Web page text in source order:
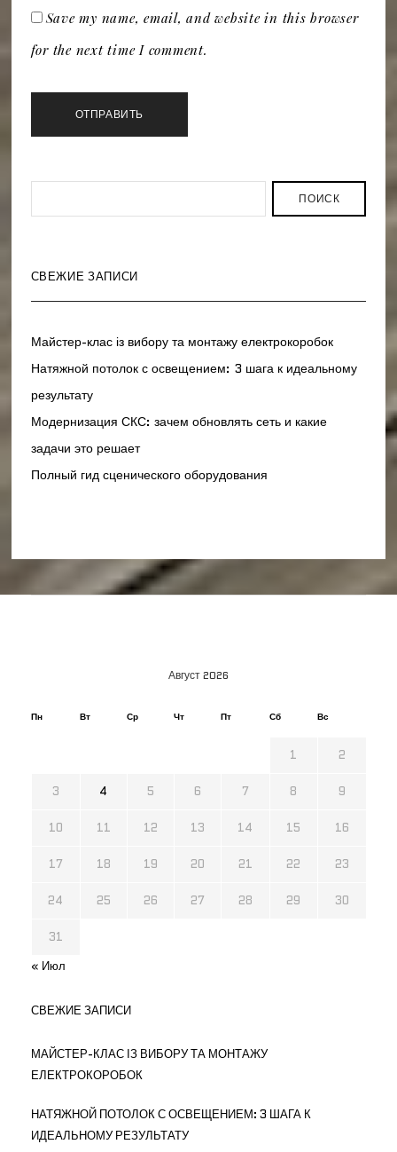
Save my name, email, and website in this browser
for the next time I comment.
ПОИСК
СВЕЖИЕ ЗАПИСИ
Майстер-клас із вибору та монтажу електрокоробок
Натяжной потолок с освещением: 3 шага к идеальному
результату
Модернизация СКС: зачем обновлять сеть и какие
задачи это решает
Полный гид сценического оборудования
Август 2026
Пн Вт Ср Чт Пт Сб Вс
1 2
3 4 5 6 7 8 9
10 11 12 13 14 15 16
17 18 19 20 21 22 23
24 25 26 27 28 29 30
31
« Июл
СВЕЖИЕ ЗАПИСИ
МАЙСТЕР-КЛАС ІЗ ВИБОРУ ТА МОНТАЖУ
ЕЛЕКТРОКОРОБОК
НАТЯЖНОЙ ПОТОЛОК С ОСВЕЩЕНИЕМ: 3 ШАГА К
ИДЕАЛЬНОМУ РЕЗУЛЬТАТУ